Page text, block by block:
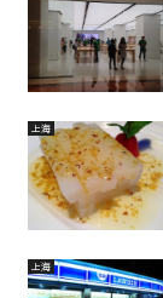
上海
上海